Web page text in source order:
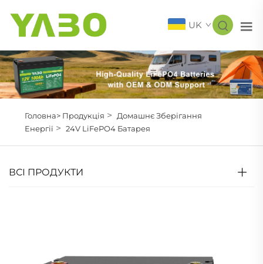
UK
Головна> Продукція >
Домашнє Зберігання
Енергії > 24V LiFePO4 Батарея
ВСІ ПРОДУКТИ